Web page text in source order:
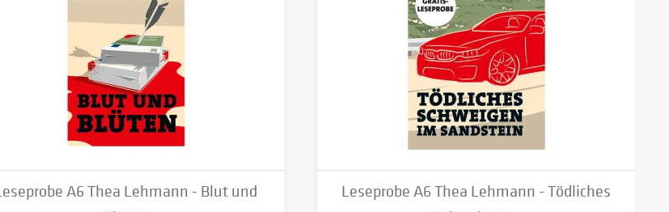
A6 Thea Lehmann - Blut und
Leseprobe A6 Thea Lehmann - Tödliches